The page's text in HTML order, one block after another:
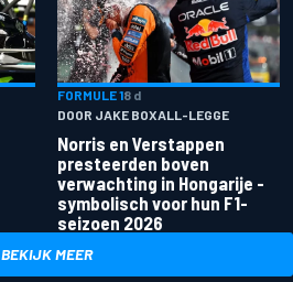
FORMULE 18 d
DOOR JAKE BOXALL-LEGGE
Norris en Verstappen
presteerden boven
verwachting in Hongarije -
symbolisch voor hun F1-
seizoen 2026
BEKIJK MEER